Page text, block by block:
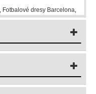
Fotbalové dresy Barcelona